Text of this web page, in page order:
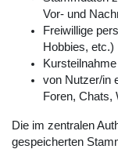
Vor- und
Freiwillige
Hobbies, etc.)
Kursteilnahme
von Nutzer/in
Foren, Chats,
Die im zentralen
gespeicherten